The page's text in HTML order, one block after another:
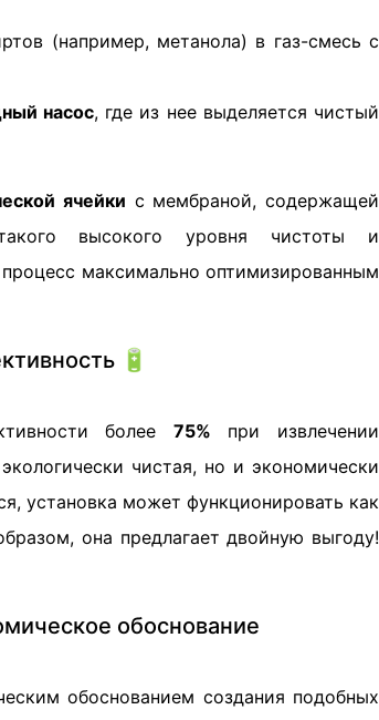
(например, метанола) в газ-смесь с
насос, где из нее выделяется чистый
ячейки с мембраной, содержащей
высокого уровня чистоты и
максимально оптимизированным
🔋
более 75% при извлечении
чистая, но и экономически
установка может функционировать как
она предлагает двойную выгоду!
обоснование
обоснованием создания подобных